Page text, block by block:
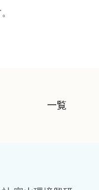
一覧